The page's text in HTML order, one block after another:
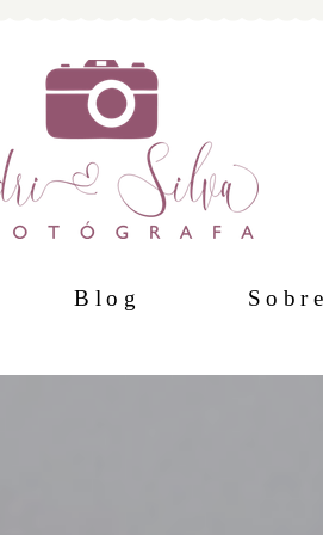
Blog Sobre